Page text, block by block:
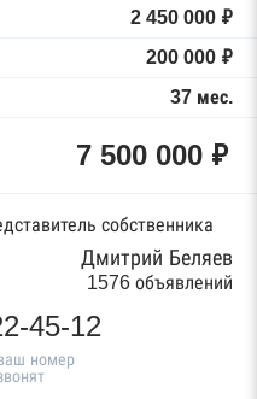
2 450 000 ₽
200 000 ₽
37 мес.
7 500 000 ₽
собственника
Дмитрий Беляев
1576 объявлений
45-12
номер